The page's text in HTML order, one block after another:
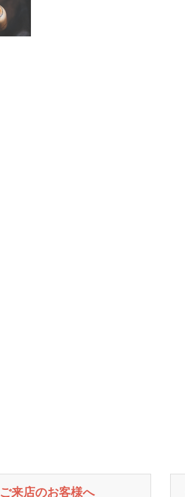
ご来店のお客様へ